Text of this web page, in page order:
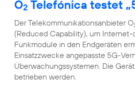
O2 Telefónica testet
Der Telekommunikationsanbieter O
(Reduced Capability), um
Funkmodule in den Endgeräten
Einsatzzwecke angepasste 5G-
Überwachungssystemen. Die
betrieben werden.